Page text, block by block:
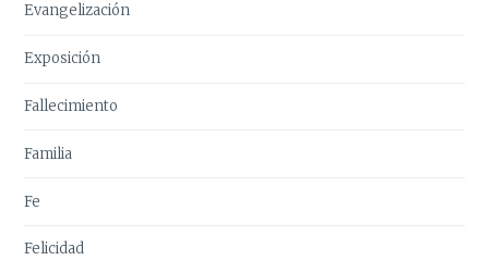
Evangelización
Exposición
Fallecimiento
Familia
Fe
Felicidad